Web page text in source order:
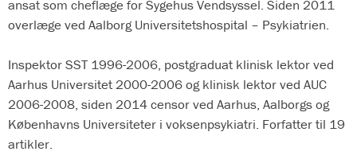
ansat som cheflæge for Sygehus Vendsyssel. Siden 2011
overlæge ved Aalborg Universitetshospital – Psykiatrien.
Inspektor SST 1996-2006, postgraduat klinisk lektor ved
Aarhus Universitet 2000-2006 og klinisk lektor ved AUC
2006-2008, siden 2014 censor ved Aarhus, Aalborgs og
Københavns Universiteter i voksenpsykiatri. Forfatter til 19
artikler.